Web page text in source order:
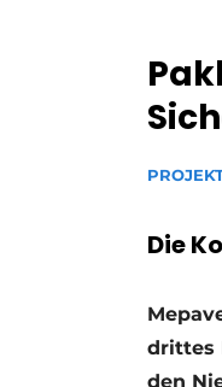
Die
drittes
den